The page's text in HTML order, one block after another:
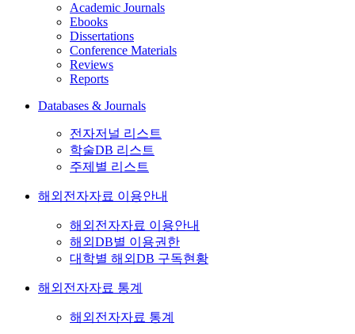
Academic Journals
Ebooks
Dissertations
Conference Materials
Reviews
Reports
Databases & Journals
전자저널 리스트
학술DB 리스트
주제별 리스트
해외전자자료 이용안내
해외전자자료 이용안내
해외DB별 이용권한
대학별 해외DB 구독현황
해외전자자료 통계
해외전자자료 통계